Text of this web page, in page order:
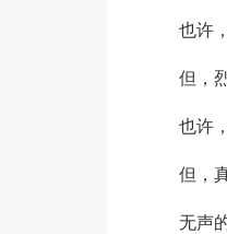
也许
但，
也许
但，
无声